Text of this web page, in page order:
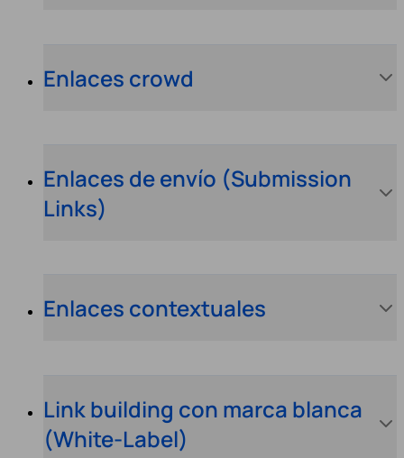
Enlaces crowd
Enlaces de envío (Submission
Links)
Enlaces contextuales
Link building con marca blanca
(White-Label)